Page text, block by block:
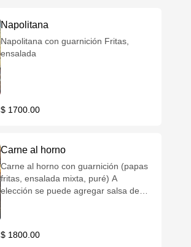
Napolitana
Napolitana con guarnición Fritas,
ensalada
$ 1700.00
Carne al horno
Carne al horno con guarnición (papas
fritas, ensalada mixta, puré) A
elección se puede agregar salsa de
$ 1800.00